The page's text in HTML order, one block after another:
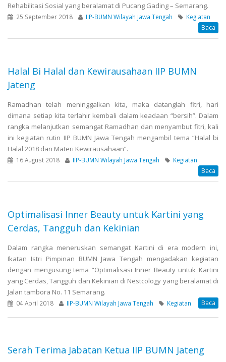
Rehabilitasi Sosial yang beralamat di Pucang Gading – Semarang.
25 September 2018 IIP-BUMN Wilayah Jawa Tengah Kegiatan
Baca
Halal Bi Halal dan Kewirausahaan IIP BUMN
Jateng
Ramadhan telah meninggalkan kita, maka datanglah fitri, hari
dimana setiap kita terlahir kembali dalam keadaan “bersih”. Dalam
rangka melanjutkan semangat Ramadhan dan menyambut fitri, kali
ini kegiatan rutin IIP BUMN Jawa Tengah mengambil tema “Halal bi
Halal 2018 dan Materi Kewirausahaan”.
16 August 2018 IIP-BUMN Wilayah Jawa Tengah Kegiatan
Baca
Optimalisasi Inner Beauty untuk Kartini yang
Cerdas, Tangguh dan Kekinian
Dalam rangka meneruskan semangat Kartini di era modern ini,
Ikatan Istri Pimpinan BUMN Jawa Tengah mengadakan kegiatan
dengan mengusung tema “Optimalisasi Inner Beauty untuk Kartini
yang Cerdas, Tangguh dan Kekinian di Nestcology yang beralamat di
Jalan tambora No. 11 Semarang.
04 April 2018 IIP-BUMN Wilayah Jawa Tengah Kegiatan Baca
Serah Terima Jabatan Ketua IIP BUMN Jateng